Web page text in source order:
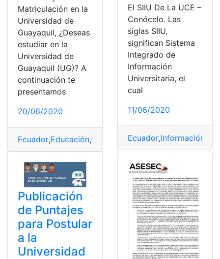
Matriculación en la
Universidad de
Guayaquil, ¿Deseas
estudiar en la
Universidad de
Guayaquil (UG)? A
continuación te
presentamos
20/06/2020
Ecuador,Educación,top2 Universidad,Universidad
El SIIU De La UCE –
Conócelo. Las
siglas SIIU,
significan Sistema
Integrado de
Información
Universitaria, el
cual
11/06/2020
Ecuador,Información
Publicación
de Puntajes
para Postular
a la
Universidad